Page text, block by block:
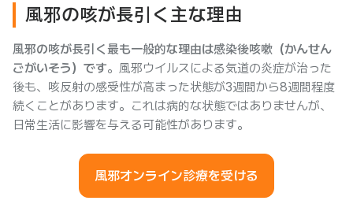
風邪の咳が長引く主な理由
風邪の咳が長引く最も一般的な理由は感染後咳嗽（かんせん
ごがいそう）です。風邪ウイルスによる気道の炎症が治った
後も、咳反射の感受性が高まった状態が3週間から8週間程度
続くことがあります。これは病的な状態ではありませんが、
日常生活に影響を与える可能性があります。
風邪オンライン診療を受ける